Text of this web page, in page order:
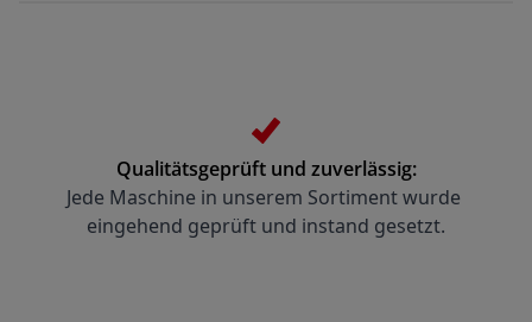
Qualitätsgeprüft und zuverlässig:
Jede Maschine in unserem Sortiment wurde
eingehend geprüft und instand gesetzt.